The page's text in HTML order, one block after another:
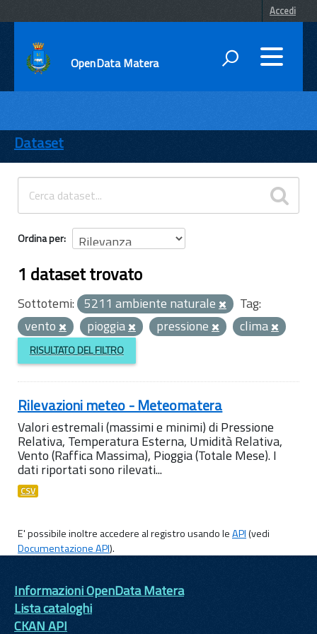
Accedi
OpenData Matera
ENTI
TEMI
INFORMAZIONI
Dataset
Ordina per
1 dataset trovato
Sottotemi: 5211 ambiente naturale
Tag:
vento
pioggia pressione clima
RISULTATO DEL FILTRO
Rilevazioni meteo - Meteomatera
Valori estremali (massimi e minimi) di Pressione
Relativa, Temperatura Esterna, Umidità Relativa,
Vento (Raffica Massima), Pioggia (Totale Mese). I
dati riportati sono rilevati...
CSV
E' possibile inoltre accedere al registro usando leAPI(vedi
Documentazione API).
Informazioni OpenData Matera
Lista cataloghi
CKAN API